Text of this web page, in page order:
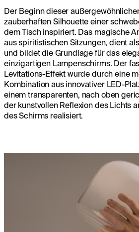
Der Beginn dieser
zauberhaften Silhouette einer
dem Tisch inspiriert. Das magische
aus spiritistischen Sitzungen, dient
und bildet die Grundlage für das
einzigartigen Lampenschirms. Der
Levitations-Effekt wurde durch eine
Kombination aus innovativer LED-
einem transparenten, nach oben
der kunstvollen Reflexion des Lichts
des Schirms realisiert.